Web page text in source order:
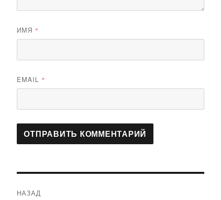
ИМЯ *
EMAIL *
НАЗАД